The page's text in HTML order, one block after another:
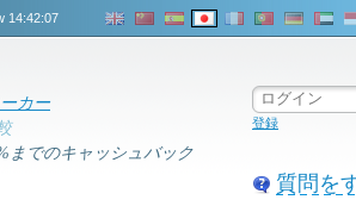
14:42:08
カー
までのキャッシュバック
登録
質問を